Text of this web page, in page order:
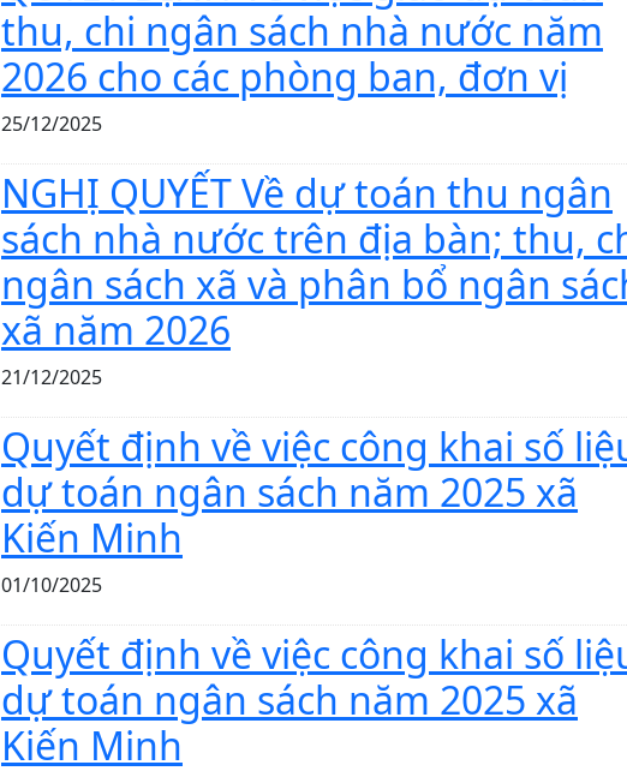
thu, chi ngân sách nhà nước năm
2026 cho các phòng ban, đơn vị
25/12/2025
NGHỊ QUYẾT Về dự toán thu ngân
sách nhà nước trên địa bàn; thu,
ngân sách xã và phân bổ ngân
xã năm 2026
21/12/2025
Quyết định về việc công khai số
dự toán ngân sách năm 2025 xã
Kiến Minh
01/10/2025
Quyết định về việc công khai số
dự toán ngân sách năm 2025 xã
Kiến Minh